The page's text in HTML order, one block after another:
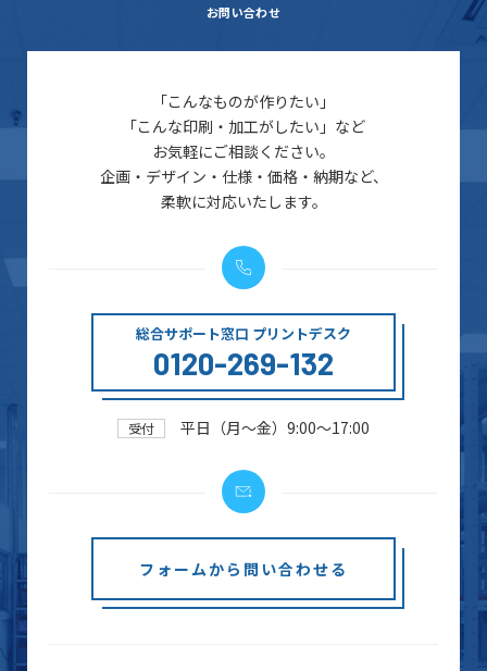
お問い合わせ
「こんなものが作りたい」
「こんな印刷・加工がしたい」など
お気軽にご相談ください。
企画・デザイン・仕様・価格・納期など、
柔軟に対応いたします。
総合サポート窓口 プリントデスク
0120-269-132
受付 平日（月～金）9:00～17:00
フォームから問い合わせる